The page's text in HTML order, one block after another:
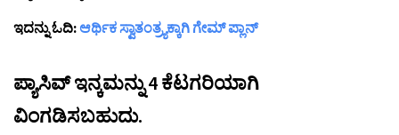
ಇದನ್ನು ಓದಿ: ಆರ್ಥಿಕ ಸ್ವಾತಂತ್ರ್ಯಕ್ಕಾಗಿ ಗೇಮ್ ಪ್ಲಾನ್
ಪ್ಯಾಸಿವ್ ಇನ್ಕಮನ್ನು 4 ಕೆಟಗರಿಯಾಗಿ
ವಿಂಗಡಿಸಬಹುದು.